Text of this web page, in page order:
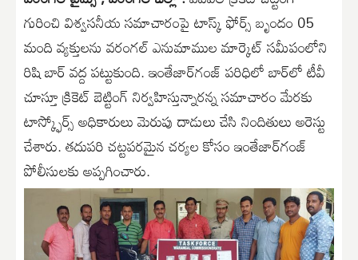
గురించి విశ్వసనీయ సమాచారంపై టాస్క్ ఫోర్స్ బృందం 05
మంది వ్యక్తులను వరంగల్ ఎనుమాముల మార్కెట్ సమీపంలోని
రిషి బార్ వద్ద పట్టుకుంది. ఇంతేజార్‌గంజ్ పరిధిలో బార్‌లో టీవీ
చూస్తూ క్రికెట్ బెట్టింగ్ నిర్వహిస్తున్నారన్న సమాచారం మేరకు
టాస్క్ఫోర్స్ అధికారులు మెరుపు దాడులు చేసి నిందితులు అరెస్టు
చేశారు. తదుపరి చట్టపరమైన చర్యల కోసం ఇంతేజార్‌గంజ్
పోలీసులకు అప్పగించారు.